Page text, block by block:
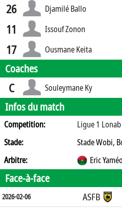
26 Djamilé Ballo
11 Issouf Zonon
17 Ousmane Keita
Coaches
C Souleymane Ky
Infos du match
Competition:
Ligue 1
Stade:
Stade Wobi,
Arbitre:
Eric
Face-à-face
2026-02-06 ASFB